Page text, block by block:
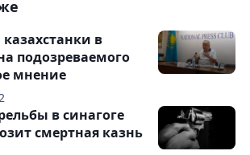
в
подозреваемого
мнение
в синагоге
смертная казнь